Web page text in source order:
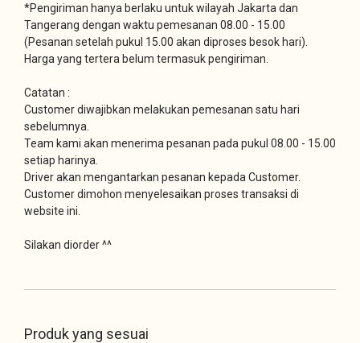
*Pengiriman hanya berlaku untuk wilayah Jakarta dan
Tangerang dengan waktu pemesanan 08.00 - 15.00
(Pesanan setelah pukul 15.00 akan diproses besok hari).
Harga yang tertera belum termasuk pengiriman.
Catatan :
Customer diwajibkan melakukan pemesanan satu hari
sebelumnya.
Team kami akan menerima pesanan pada pukul 08.00 - 15.00
setiap harinya.
Driver akan mengantarkan pesanan kepada Customer.
Customer dimohon menyelesaikan proses transaksi di
website ini.
Silakan diorder ^^
Produk yang sesuai